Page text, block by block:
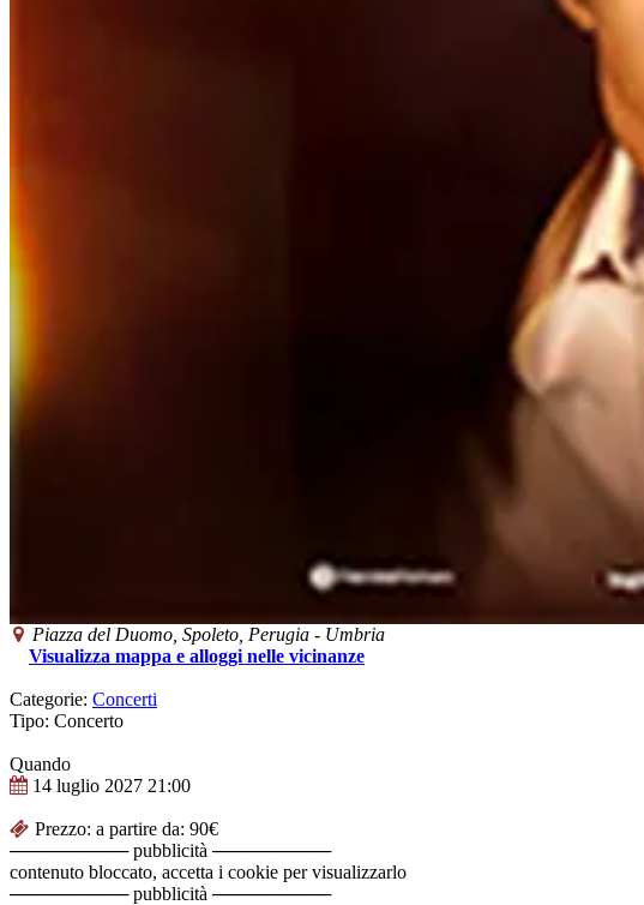
Piazza del Duomo,Spoleto , Perugia - Umbria
Visualizza mappa e alloggi nelle vicinanze
Categorie: Concerti
Tipo: Concerto
Quando
14 luglio 2027 21:00
Prezzo: a partire da: 90€
───────── pubblicità ─────────
contenuto bloccato, accetta i cookie per visualizzarlo
───────── pubblicità ─────────